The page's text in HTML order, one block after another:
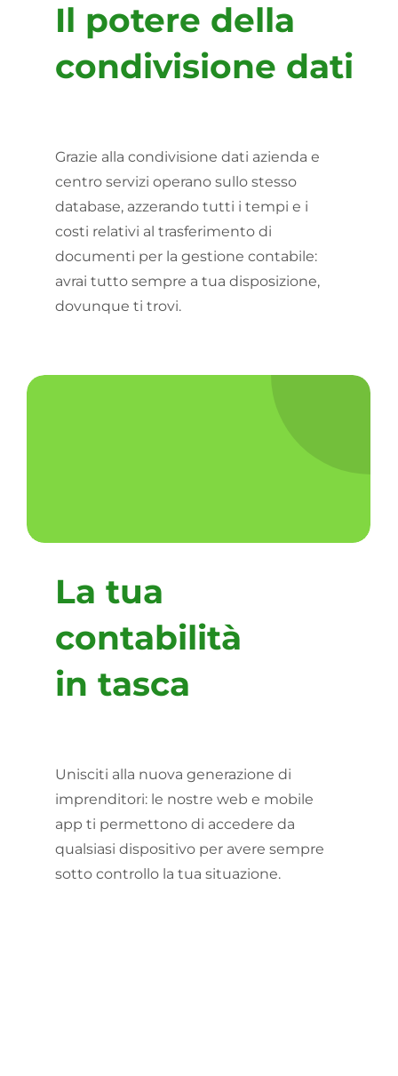
Il potere della
condivisione dati
Grazie alla condivisione dati azienda e
centro servizi operano sullo stesso
database, azzerando tutti i tempi e i
costi relativi al trasferimento di
documenti per la gestione contabile:
avrai tutto sempre a tua disposizione,
dovunque ti trovi.
La tua
contabilità
in tasca
Unisciti alla nuova generazione di
imprenditori: le nostre web e mobile
app ti permettono di accedere da
qualsiasi dispositivo per avere sempre
sotto controllo la tua situazione.